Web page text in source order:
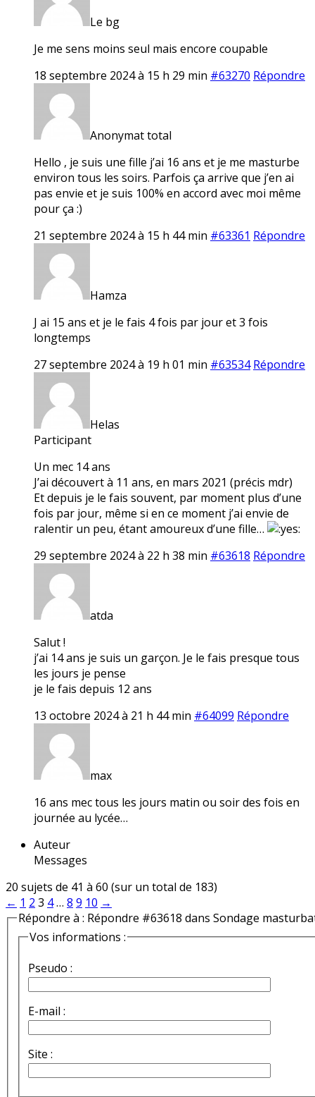
Le bg
Je me sens moins seul mais encore coupable
18 septembre 2024 à 15 h 29 min #63270 Répondre
Anonymat total
Hello , je suis une fille j’ai 16 ans et je me masturbe
environ tous les soirs. Parfois ça arrive que j’en ai
pas envie et je suis 100% en accord avec moi même
pour ça :)
21 septembre 2024 à 15 h 44 min #63361 Répondre
Hamza
J ai 15 ans et je le fais 4 fois par jour et 3 fois
longtemps
27 septembre 2024 à 19 h 01 min #63534 Répondre
Helas
Participant
Un mec 14 ans
J’ai découvert à 11 ans, en mars 2021 (précis mdr)
Et depuis je le fais souvent, par moment plus d’une
fois par jour, même si en ce moment j’ai envie de
ralentir un peu, étant amoureux d’une fille…
29 septembre 2024 à 22 h 38 min #63618 Répondre
atda
Salut !
j’ai 14 ans je suis un garçon. Je le fais presque tous
les jours je pense
je le fais depuis 12 ans
13 octobre 2024 à 21 h 44 min #64099 Répondre
max
16 ans mec tous les jours matin ou soir des fois en
journée au lycée…
Auteur
Messages
20 sujets de 41 à 60 (sur un total de 183)
← 1 2 3 4… 8 9 10 →
Répondre à : Répondre #63618 dans Sondage
Vos informations :
Pseudo :
E-mail :
Site :